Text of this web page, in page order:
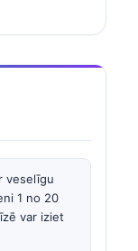
veselīgu
1 no 20
var iziet